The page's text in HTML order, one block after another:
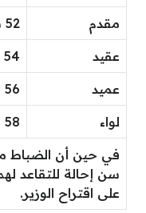
مقدم 52 سنة
عقيد 54 سنة
عميد 56 سنة
لواء 58 سنة
في حين أن الضباط
سن إحالة للتقاعد
على اقتراح الوزير.